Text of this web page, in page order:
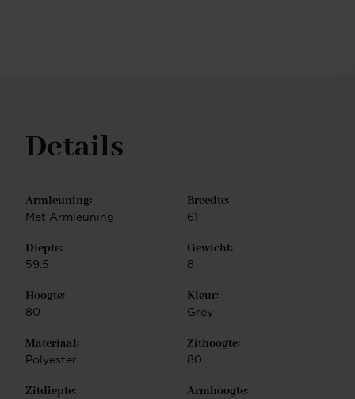
verkrijgbaar in de finish mat zwart of wit, mat RVS,
mat goud en mat rosé. De Tome eetkamerstoel is
Details
Armleuning:
Met Armleuning
Breedte:
61
Diepte:
59.5
Gewicht:
8
Hoogte:
80
Kleur:
Grey
Materiaal:
Polyester
Zithoogte:
80
Zitdiepte: Armhoogte: